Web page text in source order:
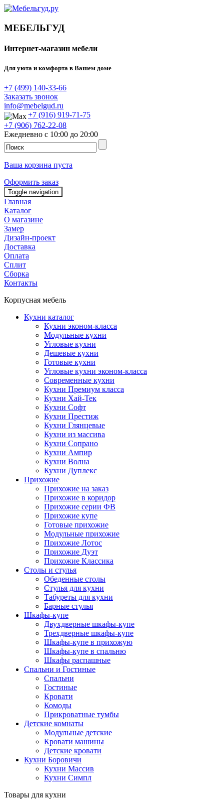
МЕБЕЛЬГУД
Интернет-магазин мебели
Для уюта и комфорта в Вашем доме
+7 (499) 140-33-66
Заказать звонок
info@mebelgud.ru
+7 (916) 919-71-75
+7 (906) 762-22-08
Ежедневно с 10:00 до 20:00
Ваша корзина пуста
Оформить заказ
Toggle navigation
Главная
Каталог
О магазине
Замер
Дизайн-проект
Доставка
Оплата
Сплит
Сборка
Контакты
Корпусная мебель
Кухни каталог
Кухни эконом-класса
Модульные кухни
Угловые кухни
Дешевые кухни
Готовые кухни
Угловые кухни эконом-класса
Современные кухни
Кухни Премиум класса
Кухни Хай-Тек
Кухни Софт
Кухни Престиж
Кухни Глянцевые
Кухни из массива
Кухни Сопрано
Кухни Ампир
Кухни Волна
Кухни Дуплекс
Прихожие
Прихожие на заказ
Прихожие в коридор
Прихожие серии ФВ
Прихожие купе
Готовые прихожие
Модульные прихожие
Прихожие Лотос
Прихожие Дуэт
Прихожие Классика
Столы и стулья
Обеденные столы
Стулья для кухни
Табуреты для кухни
Барные стулья
Шкафы-купе
Двухдверные шкафы-купе
Трехдверные шкафы-купе
Шкафы-купе в прихожую
Шкафы-купе в спальню
Шкафы распашные
Спальни и Гостиные
Спальни
Гостиные
Кровати
Комоды
Прикроватные тумбы
Детские комнаты
Модульные детские
Кровати машины
Детские кровати
Кухни Боровичи
Кухни Массив
Кухни Симпл
Товары для кухни